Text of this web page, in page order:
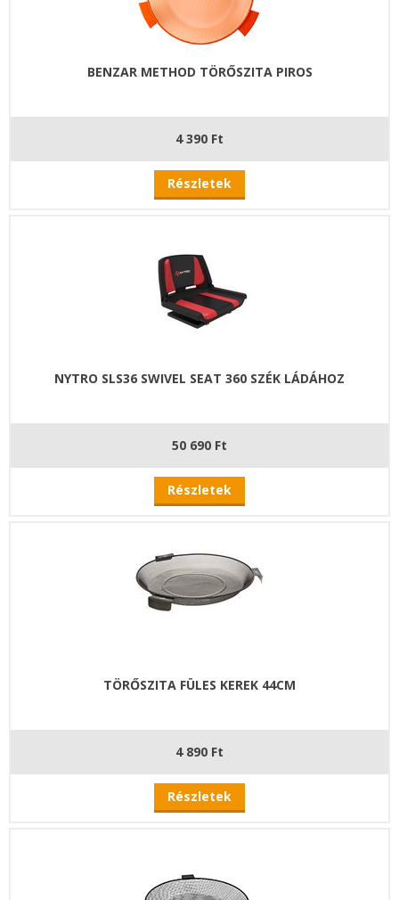
BENZAR METHOD TÖRŐSZITA PIROS
4 390 Ft
Részletek
NYTRO SLS36 SWIVEL SEAT 360 SZÉK LÁDÁHOZ
50 690 Ft
Részletek
TÖRŐSZITA FÜLES KEREK 44CM
4 890 Ft
Részletek